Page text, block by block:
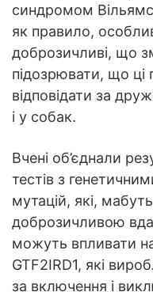
синдромом
як правило,
доброзичливі, що
підозрювати, що ці
відповідати за
і у собак.
Вчені об’єднали
тестів з
мутацій, які,
доброзичливою
можуть впливати на
GTF2IRD1, які
за включення і